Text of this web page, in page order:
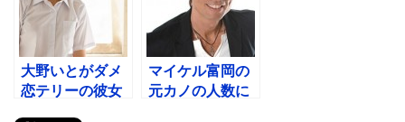
大野いとがダメ
恋テリーの彼女
マイケル富岡の
元カノの人数に